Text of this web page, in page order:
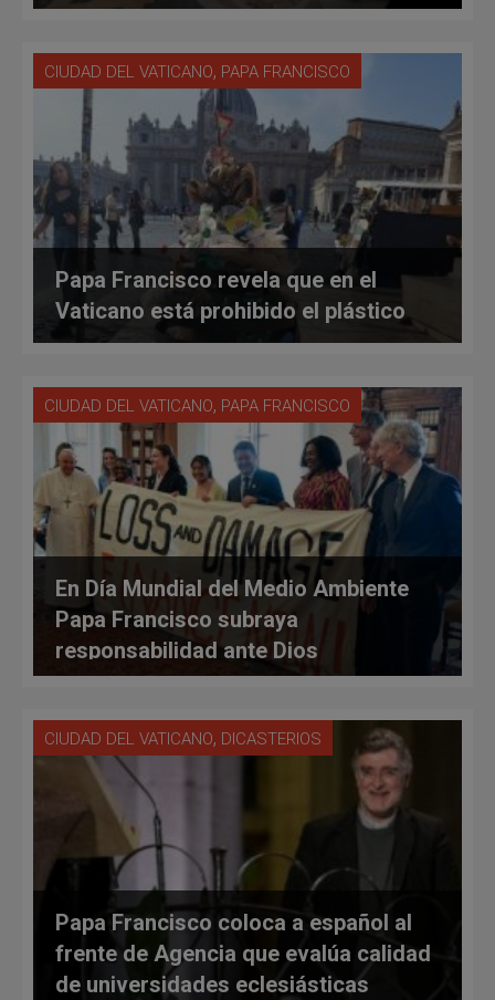
Francisco
CIUDAD DEL VATICANO, PAPA FRANCISCO
Papa Francisco revela que en el
Vaticano está prohibido el plástico
CIUDAD DEL VATICANO, PAPA FRANCISCO
En Día Mundial del Medio Ambiente
Papa Francisco subraya
responsabilidad ante Dios
CIUDAD DEL VATICANO, DICASTERIOS
Papa Francisco coloca a español al
frente de Agencia que evalúa calidad
de universidades eclesiásticas